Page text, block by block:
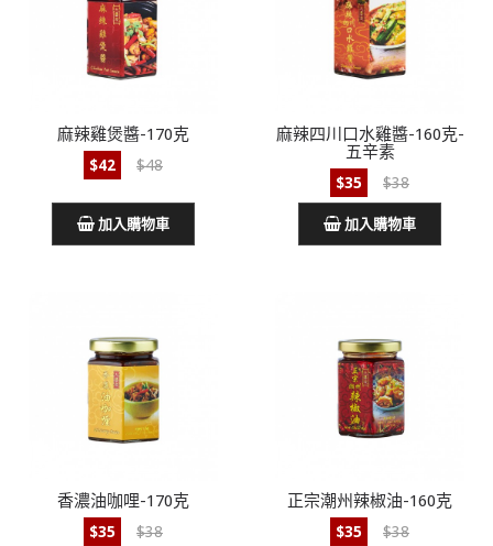
麻辣雞煲醬-170克
$42 $48
加入購物車
麻辣四川口水雞醬-160克-
五辛素
$35 $38
加入購物車
香濃油咖哩-170克
$35 $38
正宗潮州辣椒油-160克
$35 $38